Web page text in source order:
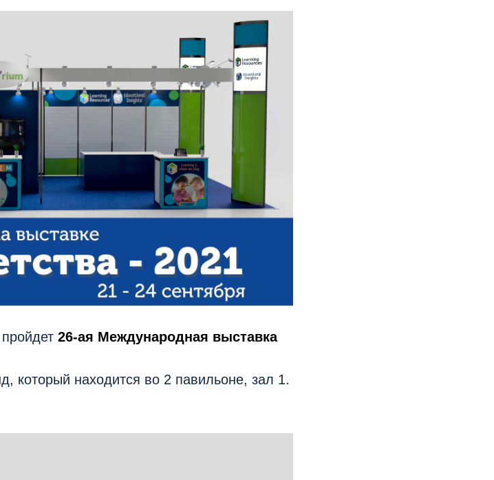
26-ая Международная выставка
который находится во 2 павильоне, зал 1.